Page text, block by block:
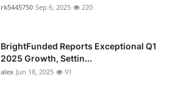
rk5445750 Sep 6, 2025 220
BrightFunded Reports Exceptional Q1
2025 Growth, Settin...
alex Jun 18, 2025 91